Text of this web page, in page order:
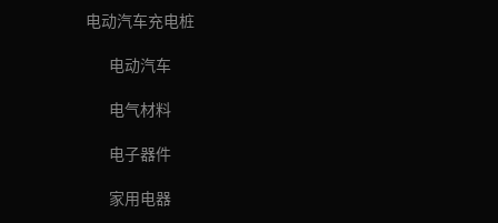
电动汽车充电桩
电动汽车
电气材料
电子器件
家用电器